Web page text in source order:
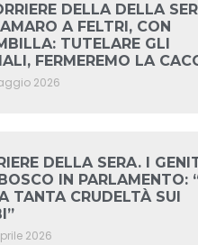
DELLA DELLA
A FELTRI, CON
TUTELARE GLI
FERMEREMO LA
2026
DELLA SERA. I
IN PARLAMENTO:
TANTA CRUDELTÀ SUI
2026